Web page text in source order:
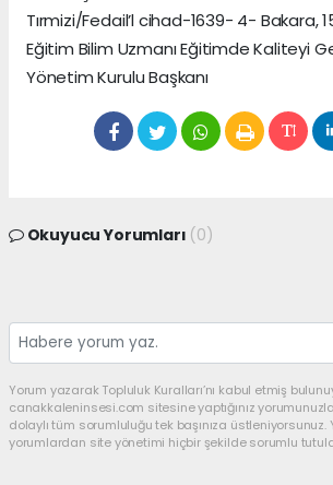
Tırmizi/Fedail’l cihad-1639- 4- Bakara,
Eğitim Bilim Uzmanı Eğitimde Kaliteyi
Yönetim Kurulu Başkanı
Okuyucu Yorumları (0)
Yorum yazarak Topluluk Kuralları’nı kabul etmiş
canakkaleninsesi.com sitesine yaptığınız
dolaylı tüm sorumluluğu tek başınıza üstleniyorsunuz.
yorumlardan site yönetimi hiçbir şekilde sorumlu